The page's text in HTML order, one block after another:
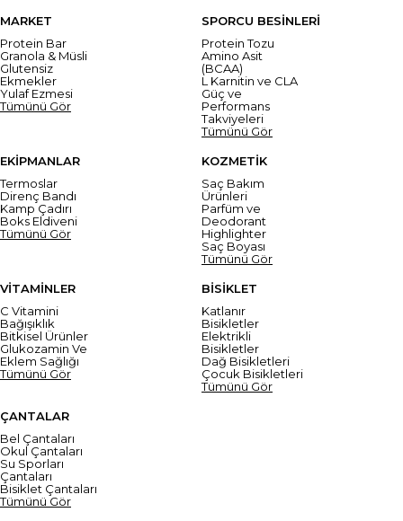
MARKET
Protein Bar
Granola & Müsli
Glutensiz
Ekmekler
Yulaf Ezmesi
Tümünü Gör
SPORCU BESİNLERİ
Protein Tozu
Amino Asit
(BCAA)
L Karnitin ve CLA
Güç ve
Performans
Takviyeleri
Tümünü Gör
EKİPMANLAR
Termoslar
Direnç Bandı
Kamp Çadırı
Boks Eldiveni
Tümünü Gör
KOZMETİK
Saç Bakım
Ürünleri
Parfüm ve
Deodorant
Highlighter
Saç Boyası
Tümünü Gör
VİTAMİNLER
C Vitamini
Bağışıklık
Bitkisel Ürünler
Glukozamin Ve
Eklem Sağlığı
Tümünü Gör
BİSİKLET
Katlanır
Bisikletler
Elektrikli
Bisikletler
Dağ Bisikletleri
Çocuk Bisikletleri
Tümünü Gör
ÇANTALAR
Bel Çantaları
Okul Çantaları
Su Sporları
Çantaları
Bisiklet Çantaları
Tümünü Gör